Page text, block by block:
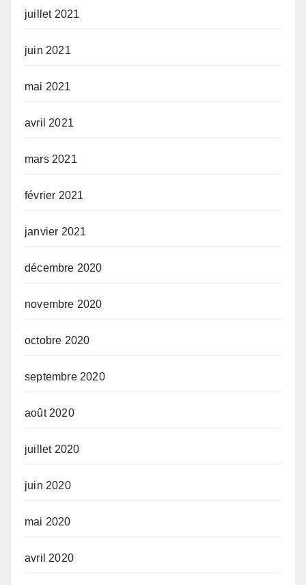
juillet 2021
juin 2021
mai 2021
avril 2021
mars 2021
février 2021
janvier 2021
décembre 2020
novembre 2020
octobre 2020
septembre 2020
août 2020
juillet 2020
juin 2020
mai 2020
avril 2020